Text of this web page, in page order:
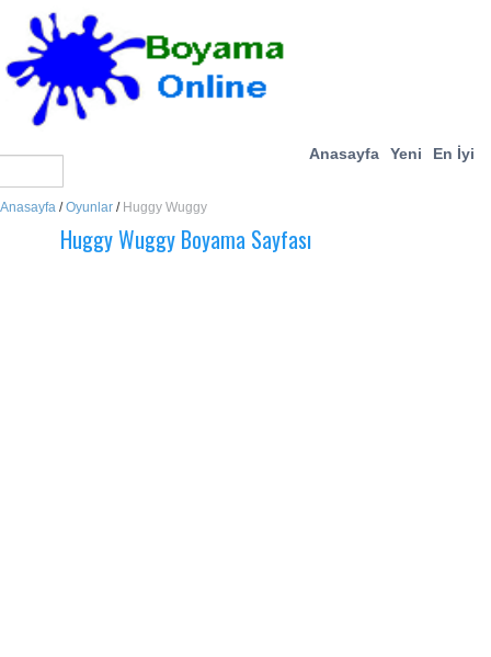
Anasayfa Yeni En İyi
Anasayfa /Oyunlar / Huggy Wuggy
Huggy Wuggy Boyama Sayfası